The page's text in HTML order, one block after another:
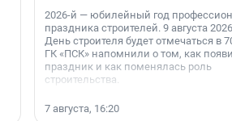
2026-й — юбилейный год
праздника строителей. 9 августа
День строителя будет отмечаться в
ГК «ПСК» напомнили о том, как
праздник и как поменялась роль
строительства.
7 августа, 16:20